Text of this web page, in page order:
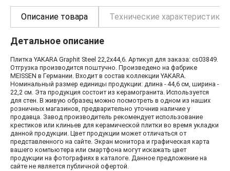
Описание товара Технические характеристики
Детальное описание
Плитка YAKARA Graphit Steel 22,2x44,6. Артикул для заказа: cs03849.
Отгрузка производится поштучно. Произведено на фабрике
MEISSEN в Германии. Входит в состав коллекции YAKARA.
Номинальный размер единицы продукции: длина - 44,6 см, ширина -
22,2 см. Эта продукция состоит из керамогранита. Используется
для стен. В живую образец можно посмотреть в одном из наших
розничных магазинов, предварительно уточнив наличие у
продавца. Завод производитель рекомендует использование
крестиков или клиньев для керамической плитки во время укладки
данной продукции. Цвет продукции может отличаться от
представленного на сайте. Экран монитора и графическая карта
вашего компьютера или смартфона могут искажать цвет
продукции на фотографиях в каталоге. Данное предложение на
сайте не является публичной офертой.